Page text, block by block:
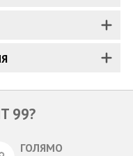
99?
ГОЛЯМО